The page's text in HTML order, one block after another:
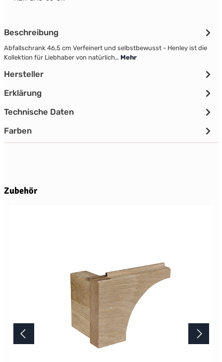
Beschreibung
Abfallschrank 46,5 cm Verfeinert und selbstbewusst - Henley ist die
Kollektion für Liebhaber von natürlich… Mehr
Hersteller
Erklärung
Technische Daten
Farben
Produktgalerie überspringen
Zubehör